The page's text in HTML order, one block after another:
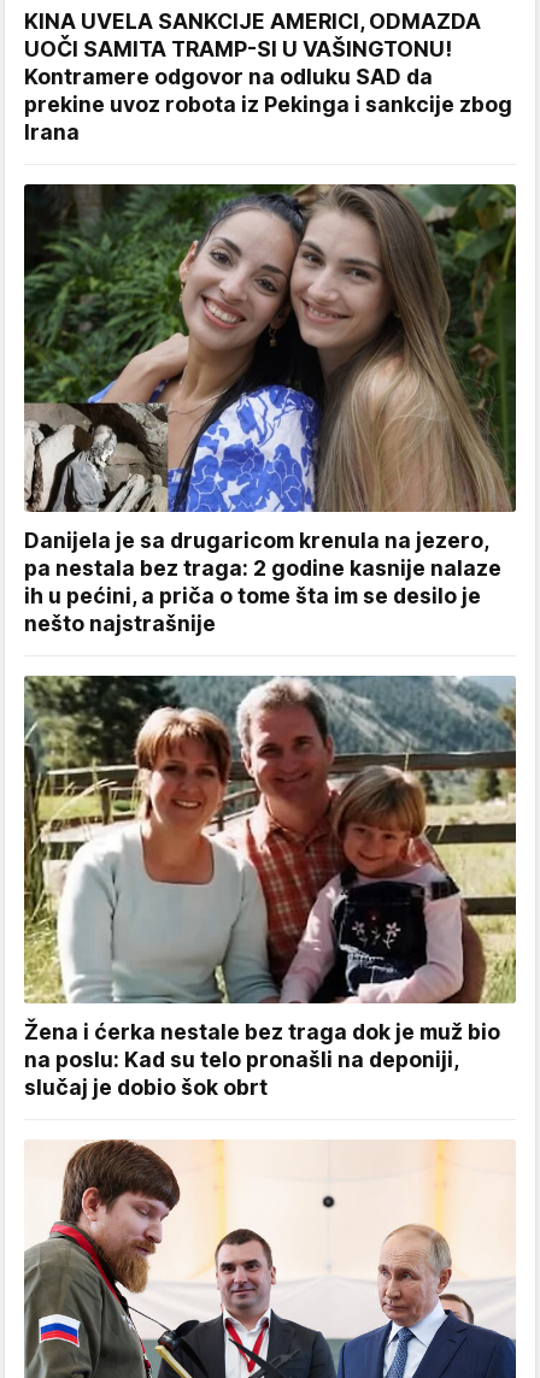
KINA UVELA SANKCIJE AMERICI, ODMAZDA
UOČI SAMITA TRAMP-SI U VAŠINGTONU!
Kontramere odgovor na odluku SAD da
prekine uvoz robota iz Pekinga i sankcije zbog
Irana
Danijela je sa drugaricom krenula na jezero,
pa nestala bez traga: 2 godine kasnije nalaze
ih u pećini, a priča o tome šta im se desilo je
nešto najstrašnije
Žena i ćerka nestale bez traga dok je muž bio
na poslu: Kad su telo pronašli na deponiji,
slučaj je dobio šok obrt